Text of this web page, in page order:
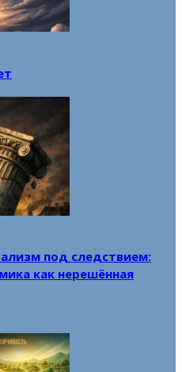
под следствием:
как нерешённая